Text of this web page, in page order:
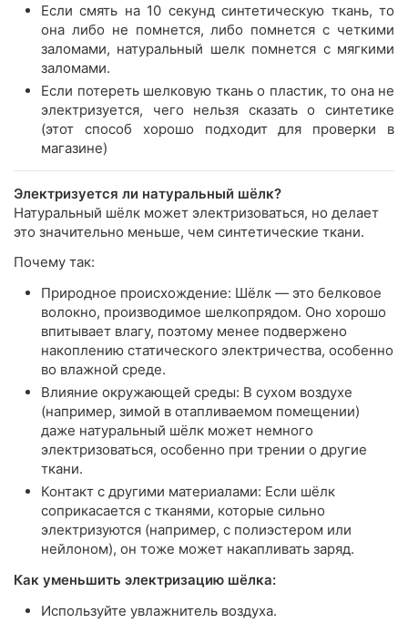
Если смять на 10 секунд синтетическую ткань, то
она либо не помнется, либо помнется с четкими
заломами, натуральный шелк помнется с мягкими
заломами.
Если потереть шелковую ткань о пластик, то она не
электризуется, чего нельзя сказать о синтетике
(этот способ хорошо подходит для проверки в
магазине)
Электризуется ли натуральный шёлк?
Натуральный шёлк может электризоваться, но делает
это значительно меньше, чем синтетические ткани.
Почему так:
Природное происхождение: Шёлк — это белковое
волокно, производимое шелкопрядом. Оно хорошо
впитывает влагу, поэтому менее подвержено
накоплению статического электричества, особенно
во влажной среде.
Влияние окружающей среды: В сухом воздухе
(например, зимой в отапливаемом помещении)
даже натуральный шёлк может немного
электризоваться, особенно при трении о другие
ткани.
Контакт с другими материалами: Если шёлк
соприкасается с тканями, которые сильно
электризуются (например, с полиэстером или
нейлоном), он тоже может накапливать заряд.
Как уменьшить электризацию шёлка:
Используйте увлажнитель воздуха.